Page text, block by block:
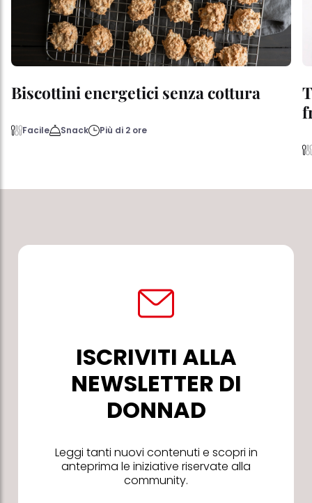
Biscottini energetici senza cottura
Facile Snack Più di 2 ore
ISCRIVITI ALLA
NEWSLETTER DI
DONNAD
Leggi tanti nuovi contenuti e scopri in
anteprima le iniziative riservate alla
community.